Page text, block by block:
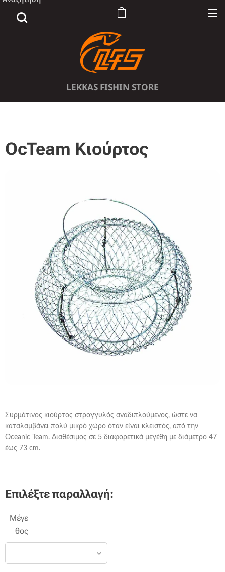
LEKKAS FISHIN STORE
OcTeam Κιούρτος
Συρμάτινος κιούρτος στρογγυλός αναδιπλούμενος, ώστε να
καταλαμβάνει πολύ μικρό χώρο όταν είναι κλειστός, από την
Oceanic Team. Διαθέσιμος σε 5 διαφορετικά μεγέθη με διάμετρο 47
έως 73 cm.
Επιλέξτε παραλλαγή:
Μέγε
θος